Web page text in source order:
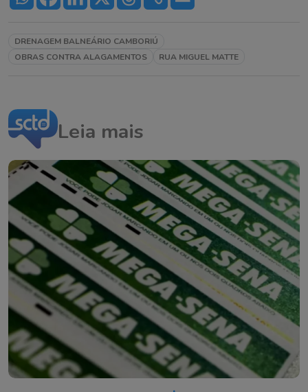
DRENAGEM BALNEÁRIO CAMBORIÚ
OBRAS CONTRA ALAGAMENTOS
RUA MIGUEL MATTE
Leia mais